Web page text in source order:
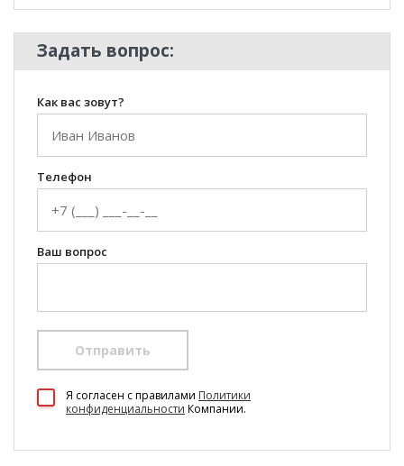
Задать вопрос:
Как вас зовут?
Телефон
Ваш вопрос
Отправить
Я согласен c правилами Политики
конфиденциальности Компании.